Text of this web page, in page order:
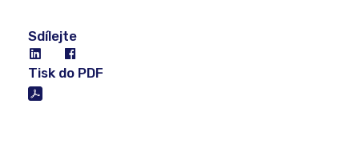
Sdílejte
Tisk do PDF